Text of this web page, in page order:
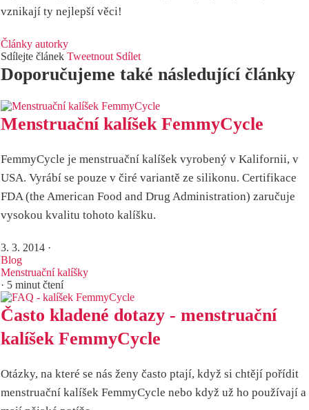
vznikají ty nejlepší věci!
Články autorky
Sdílejte článek Tweetnout Sdílet
Doporučujeme také následující články
Menstruační kalíšek FemmyCycle
FemmyCycle je menstruační kalíšek vyrobený v Kalifornii, v
USA. Vyrábí se pouze v čiré variantě ze silikonu. Certifikace
FDA (the American Food and Drug Administration) zaručuje
vysokou kvalitu tohoto kalíšku.
3. 3. 2014 ·
Blog
Menstruační kalíšky
· 5 minut čtení
Často kladené dotazy - menstruační
kalíšek FemmyCycle
Otázky, na které se nás ženy často ptají, když si chtějí pořídit
menstruační kalíšek FemmyCycle nebo když už ho používají a